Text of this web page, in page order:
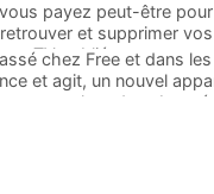
payez peut-être
et supprimer vos
TV oubliés
chez Free et dans
et agit, un nouvel
nez chez des